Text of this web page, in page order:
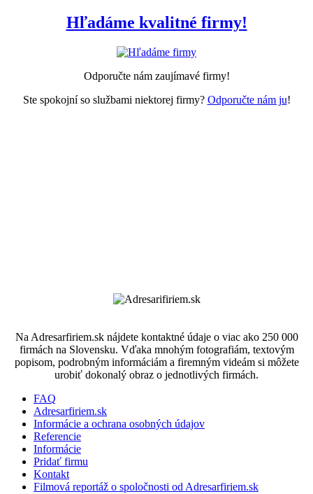
Hľadáme kvalitné firmy!
Odporučte nám zaujímavé firmy!
Ste spokojní so službami niektorej firmy? Odporučte nám ju!
Na Adresarfiriem.sk nájdete kontaktné údaje o viac ako 250 000
firmách na Slovensku. Vďaka mnohým fotografiám, textovým
popisom, podrobným informáciám a firemným videám si môžete
urobiť dokonalý obraz o jednotlivých firmách.
FAQ
Adresarfiriem.sk
Informácie a ochrana osobných údajov
Referencie
Informácie
Pridať firmu
Kontakt
Filmová reportáž o spoločnosti od Adresarfiriem.sk